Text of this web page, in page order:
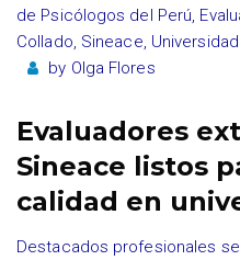
de Psicólogos del Perú,
Collado, Sineace,
by Olga Flores
Evaluadores
Sineace listos
calidad en
Destacados profesionales